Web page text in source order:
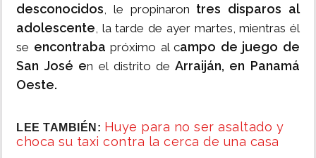
desconocidos, le propinaron tres disparos al
adolescente, la tarde de ayer martes, mientras él
se encontraba próximo al campo de juego de
San José en el distrito de Arraiján, en Panamá
Oeste.
LEE TAMBIÉN: Huye para no ser asaltado y
choca su taxi contra la cerca de una casa